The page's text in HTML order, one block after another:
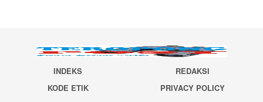
INDEKS
REDAKSI
KODE ETIK
PRIVACY POLICY